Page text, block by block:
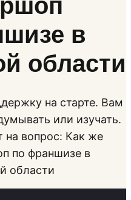
в
области
на старте. Вам
или изучать.
на вопрос: Как же
по франшизе в
области